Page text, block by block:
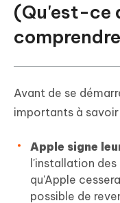
(Qu'est-ce
Avant de se
importants à savoir
Apple signe
l'installation des
qu'Apple
possible de